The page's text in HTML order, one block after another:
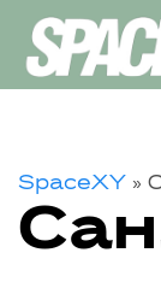
SpaceXY »